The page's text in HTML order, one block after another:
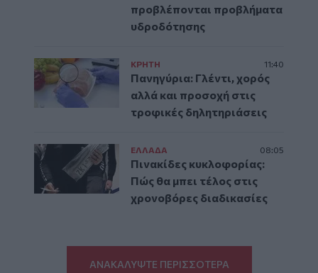
προβλέπονται προβλήματα
υδροδότησης
ΚΡΗΤΗ 11:40
Πανηγύρια: Γλέντι, χορός
αλλά και προσοχή στις
τροφικές δηλητηριάσεις
ΕΛΛAΔΑ 08:05
Πινακίδες κυκλοφορίας:
Πώς θα μπει τέλος στις
χρονοβόρες διαδικασίες
ΑΝΑΚΑΛΥΨΤΕ ΠΕΡΙΣΣΟΤΕΡΑ